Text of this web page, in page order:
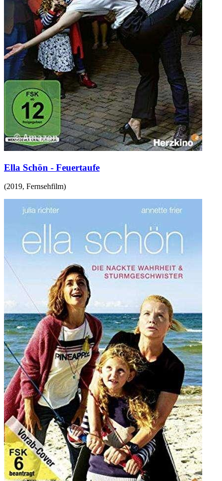
Ella Schön - Feuertaufe
(2019, Fernsehfilm)